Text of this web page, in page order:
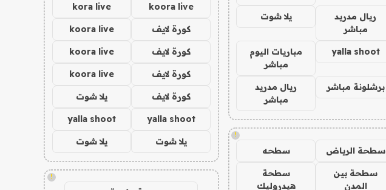
ريال مدريد
مباشر
يلا شوت
yalla shoot
مباريات اليوم
مباشر
برشلونة مباشر
ريال مدريد
مباشر
!
سطحة الرياض سطحه
سطحة بين
المدن
سطحة
هيدروليك
koora live
kora live
كورة لايف koora live
كورة لايف koora live
كورة لايف koora live
كورة لايف يلا شوت
yalla shoot
yalla shoot
يلا شوت يلا شوت
!